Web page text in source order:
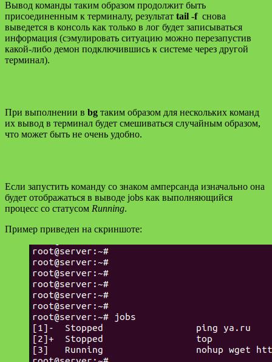
Вывод команды таким образом продолжит быть
присоединенным к терминалу, результат tail -fснова
выведется в консоль как только в лог будет записываться
информация (сэмулировать ситуацию можно перезапустив
какой-либо демон подключившись к системе через другой
терминал).
При выполнении в bg таким образом для нескольких команд
их вывод в терминал будет смешиваться случайным образом,
что может быть не очень удобно.
Если запустить команду со знаком амперсанда изначально она
будет отображаться в выводе jobs как выполняющийся
процесс со статусом Running.
Пример приведен на скриншоте: